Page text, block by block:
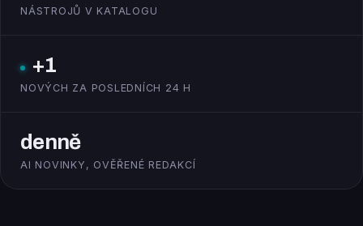
NÁSTROJŮ V KATALOGU
+1
NOVÝCH ZA POSLEDNÍCH 24 H
denně
AI NOVINKY, OVĚŘENÉ REDAKCÍ